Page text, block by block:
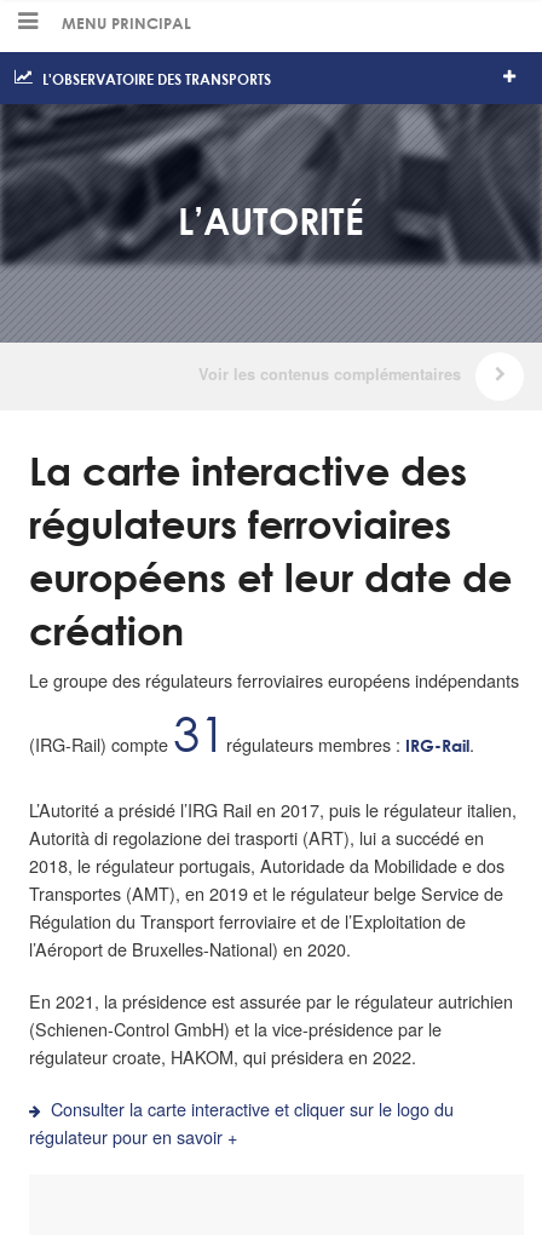
MENU PRINCIPAL
L'OBSERVATOIRE DES TRANSPORTS
L’AUTORITÉ
La carte interactive des
régulateurs ferroviaires
européens et leur date de
création
Le groupe des régulateurs ferroviaires européens indépendants
(IRG-Rail) compte 31 régulateurs membres : IRG-Rail .
L’Autorité a présidé l’IRG Rail en 2017, puis le régulateur italien,
Autorità di regolazione dei trasporti (ART), lui a succédé en
2018, le régulateur portugais, Autoridade da Mobilidade e dos
Transportes (AMT), en 2019 et le régulateur belge Service de
Régulation du Transport ferroviaire et de l’Exploitation de
l’Aéroport de Bruxelles-National) en 2020.
En 2021, la présidence est assurée par le régulateur autrichien
(Schienen-Control GmbH) et la vice-présidence par le
régulateur croate, HAKOM, qui présidera en 2022.
Consulter la carte interactive et cliquer sur le logo du
régulateur pour en savoir +